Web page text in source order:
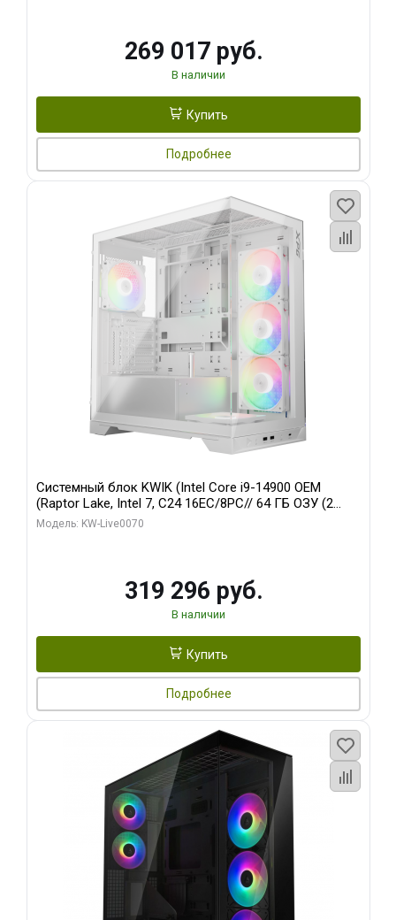
269 017 руб.
В наличии
Купить
Подробнее
Системный блок KWIK (Intel Core i9-14900 OEM
(Raptor Lake, Intel 7, C24 16EC/8PC// 64 ГБ ОЗУ (2
модуля)/ Gigabyte RTX5080 XTREME WATERFORCE
Модель: KW-Live0070
319 296 руб.
В наличии
Купить
Подробнее